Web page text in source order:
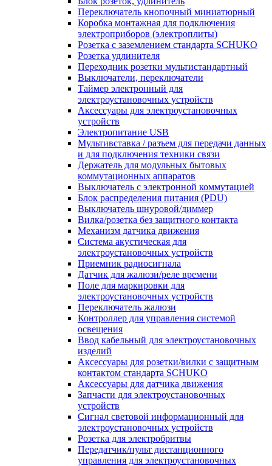
Переключатель кнопочный миниатюрный
Коробка монтажная для подключения
электроприборов (электроплиты)
Розетка с заземлением стандарта SCHUKO
Розетка удлинителя
Переходник розетки мультистандартный
Выключатели, переключатели
Таймер электронный для
электроустановочных устройств
Аксессуары для электроустановочных
устройств
Электропитание USB
Мультивставка / разъем для передачи данных
и для подключения техники связи
Держатель для модульных бытовых
коммутационных аппаратов
Выключатель с электронной коммутацией
Блок распределения питания (PDU)
Выключатель шнуровой/диммер
Вилка/розетка без защитного контакта
Механизм датчика движения
Система акустическая для
электроустановочных устройств
Приемник радиосигнала
Датчик для жалюзи/реле времени
Поле для маркировки для
электроустановочных устройств
Переключатель жалюзи
Контроллер для управления системой
освещения
Ввод кабельный для электроустановочных
изделий
Аксессуары для розетки/вилки с защитным
контактом стандарта SCHUKO
Аксессуары для датчика движения
Запчасти для электроустановочных
устройств
Сигнал световой информационный для
электроустановочных устройств
Розетка для электробритвы
Передатчик/пульт дистанционного
управления для электроустановочных